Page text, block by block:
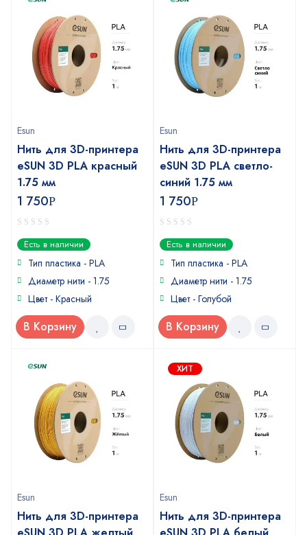
Esun
Нить для 3D-принтера
eSUN 3D PLA красный
1.75 мм
1 750Р
0
out
of
Есть в наличии
Тип пластика - PLA
Диаметр нити - 1.75
Цвет - Красный
В Корзину
Esun
Нить для 3D-принтера
eSUN 3D PLA светло-
синий 1.75 мм
1 750Р
0
out
of
Есть в наличии
Тип пластика - PLA
Диаметр нити - 1.75
Цвет - Голубой
В Корзину
Esun
Нить для 3D-принтера
ХИТ
Esun
Нить для 3D-принтера